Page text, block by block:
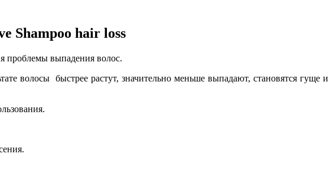
Shampoo hair loss
проблемы выпадения волос.
волосы быстрее растут, значительно меньше выпадают, становятся гуще и